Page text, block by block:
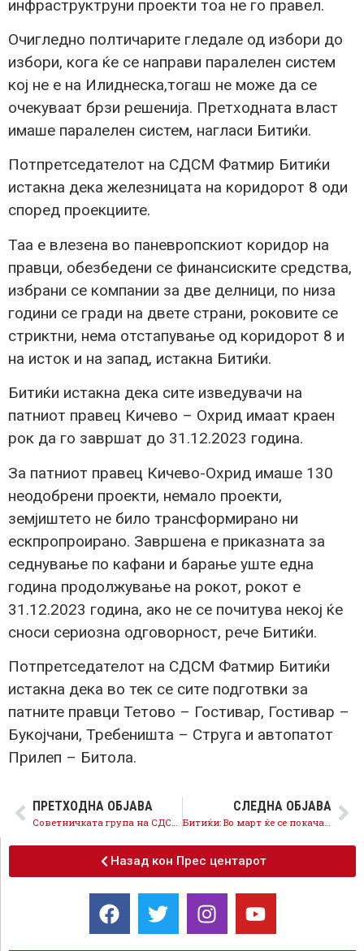
инфраструктруни проекти тоа не го правел.
Очигледно полтичарите гледале од избори до
избори, кога ќе се направи паралелен систем
кој не е на Илиднеска,тогаш не може да се
очекуваат брзи решенија. Претходната власт
имаше паралелен систем, нагласи Битиќи.
Потпретседателот на СДСМ Фатмир Битиќи
истакна дека железницата на коридорот 8 оди
според проекциите.
Таа е влезена во паневропскиот коридор на
правци, обезбедени се финансиските средства,
избрани се компании за две делници, по низа
години се гради на двете страни, роковите се
стриктни, нема отстапување од коридорот 8 и
на исток и на запад, истакна Битиќи.
Битиќи истакна дека сите изведувачи на
патниот правец Кичево – Охрид имаат краен
рок да го завршат до 31.12.2023 година.
За патниот правец Кичево-Охрид имаше 130
неодобрени проекти, немало проекти,
земјиштето не било трансформирано ни
ескпропроирано. Завршена е приказната за
седнување по кафани и барање уште една
година продолжување на рокот, рокот е
31.12.2023 година, ако не се почитува некој ќе
сноси сериозна одговорност, рече Битиќи.
Потпретседателот на СДСМ Фатмир Битиќи
истакна дека во тек се сите подготвки за
патните правци Тетово – Гостивар, Гостивар –
Букојчани, Требеништа – Струга и автопатот
Прилеп – Битола.
ПРЕТХОДНА ОБЈАВА
Советничката група на СДСМ и коалицијата поднесе барање за свикување итна седница на Советот на Град Скопје за помош на настраданите во земјотресите во Турција
СЛЕДНА ОБЈАВА
Битиќи: Во март ќе се покачат минималната плата и пензиите
Назад кон Прес центарот